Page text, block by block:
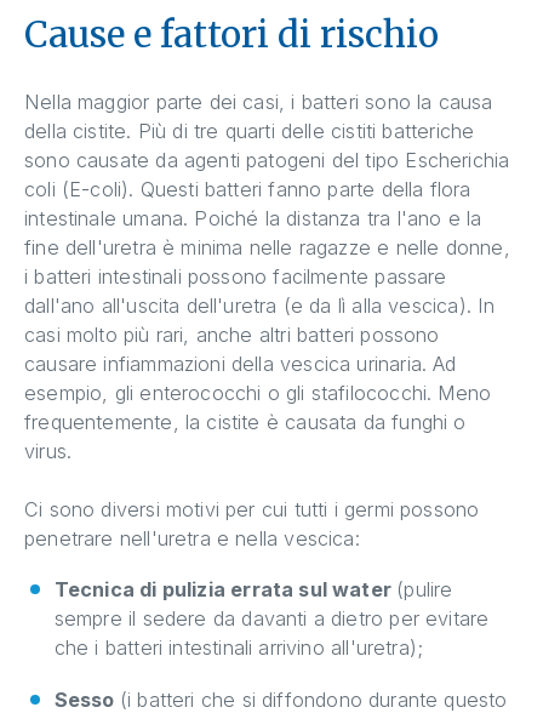
Cause e fattori di rischio
Nella maggior parte dei casi, i batteri sono la causa
della cistite. Più di tre quarti delle cistiti batteriche
sono causate da agenti patogeni del tipo Escherichia
coli (E-coli). Questi batteri fanno parte della flora
intestinale umana. Poiché la distanza tra l'ano e la
fine dell'uretra è minima nelle ragazze e nelle donne,
i batteri intestinali possono facilmente passare
dall'ano all'uscita dell'uretra (e da lì alla vescica). In
casi molto più rari, anche altri batteri possono
causare infiammazioni della vescica urinaria. Ad
esempio, gli enterococchi o gli stafilococchi. Meno
frequentemente, la cistite è causata da funghi o
virus.
Ci sono diversi motivi per cui tutti i germi possono
penetrare nell'uretra e nella vescica:
Tecnica di pulizia errata sul water (pulire
sempre il sedere da davanti a dietro per evitare
che i batteri intestinali arrivino all'uretra);
Sesso (i batteri che si diffondono durante questo